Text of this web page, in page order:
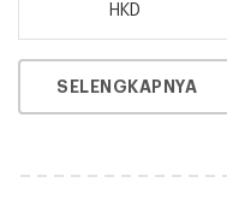
HKD
SELENGKAPNYA